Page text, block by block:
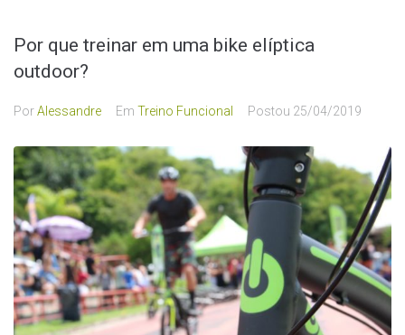
Por que treinar em uma bike elíptica
outdoor?
PorAlessandre Em Treino Funcional Postou 25/04/2019